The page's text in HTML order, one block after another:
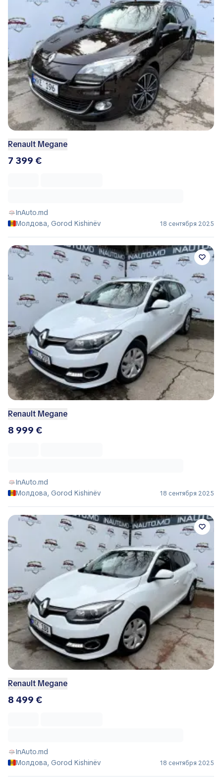
Renault Megane
7 399 €
InAuto.md
Молдова, Gorod Kishinëv
18 сентября 2025
Renault Megane
8 999 €
InAuto.md
Молдова, Gorod Kishinëv
18 сентября 2025
Renault Megane
8 499 €
InAuto.md
Молдова, Gorod Kishinëv
18 сентября 2025